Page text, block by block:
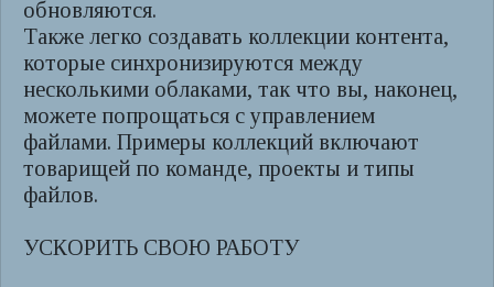
обновляются.
Также легко создавать коллекции контента,
которые синхронизируются между
несколькими облаками, так что вы, наконец,
можете попрощаться с управлением
файлами. Примеры коллекций включают
товарищей по команде, проекты и типы
файлов.
УСКОРИТЬ СВОЮ РАБОТУ